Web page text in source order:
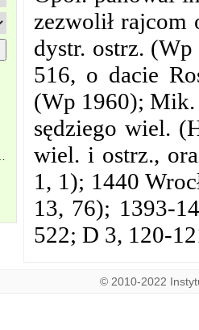
zezwolił rajcom
dystr. ostrz.
516, o dacie
(Wp 1960); Mik.
sędziego wiel.
wiel. i ostrz.,
1, 1); 1440
13, 76); 1393-
522; D 3, 120-
© 2010-2022